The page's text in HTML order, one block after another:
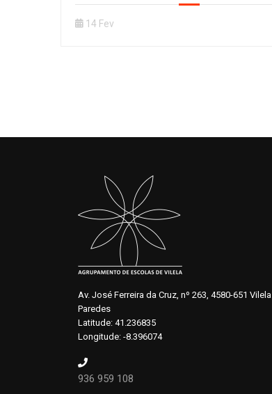
14 Fev
Av. José Ferreira da Cruz, nº 263, 4580-651 Vilela
Paredes
Latitude: 41.236835
Longitude: -8.396074
936 959 108